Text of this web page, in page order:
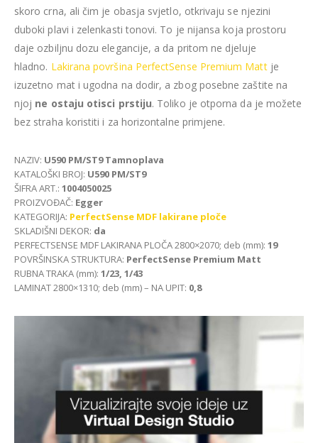
skoro crna, ali čim je obasja svjetlo, otkrivaju se njezini
duboki plavi i zelenkasti tonovi. To je nijansa koja prostoru
daje ozbiljnu dozu elegancije, a da pritom ne djeluje
hladno. Lakirana površina PerfectSense Premium Mattje
izuzetno mat i ugodna na dodir, a zbog posebne zaštite na
njoj ne ostaju otisci prstiju. Toliko je otporna da je možete
bez straha koristiti i za horizontalne primjene.
NAZIV: U590 PM/ST9 Tamnoplava
KATALOŠKI BROJ: U590 PM/ST9
ŠIFRA ART.: 1004050025
PROIZVOĐAČ: Egger
KATEGORIJA: PerfectSense MDF lakirane ploče
SKLADIŠNI DEKOR: da
PERFECTSENSE MDF LAKIRANA PLOČA 2800×2070; deb (mm): 19
POVRŠINSKA STRUKTURA: PerfectSense Premium Matt
RUBNA TRAKA (mm): 1/23, 1/43
LAMINAT 2800×1310; deb (mm) – NA UPIT: 0,8